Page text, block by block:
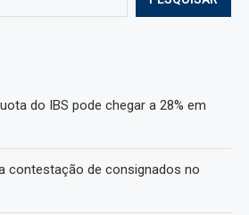
do IBS pode chegar a 28% em
contestação de consignados no